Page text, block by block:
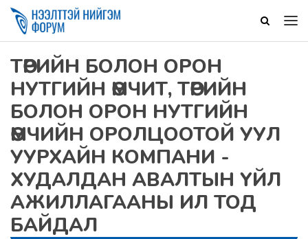
ТӨРИЙН БОЛОН ОРОН
НУТГИЙН ӨМЧИТ, ТӨРИЙН
БОЛОН ОРОН НУТГИЙН
ӨМЧИЙН ОРОЛЦООТОЙ УУЛ
УУРХАЙН КОМПАНИ -
ХУДАЛДАН АВАЛТЫН ҮЙЛ
АЖИЛЛАГААНЫ ИЛ ТОД
БАЙДАЛ